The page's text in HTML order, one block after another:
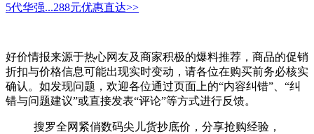
5代华强...288元优惠直达>>
好价情报来源于热心网友及商家积极的爆料推荐，商品的促销
折扣与价格信息可能出现实时变动，请各位在购买前务必核实
确认。如发现问题，欢迎各位通过页面上的“内容纠错”、“纠
错与问题建议”或直接发表“评论”等方式进行反馈。
搜罗全网紧俏数码尖儿货抄底价，分享抢购经验，